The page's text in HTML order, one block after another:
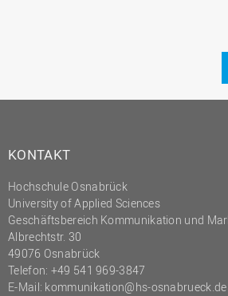
KONTAKT
Hochschule Osnabrück
University of Applied Sciences
Geschäftsbereich Kommunikation und
Albrechtstr. 30
49076 Osnabrück
Telefon: +49 541 969-3847
E-Mail: kommunikation@hs-osnabrueck.de